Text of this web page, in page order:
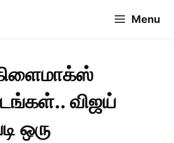
Menu
கிளைமாக்ஸ்
விஜய்
ஒரு